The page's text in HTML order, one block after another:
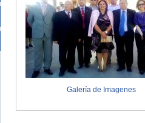
Galería de Imagenes